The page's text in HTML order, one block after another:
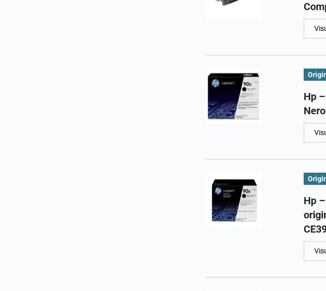
Hp
Hp